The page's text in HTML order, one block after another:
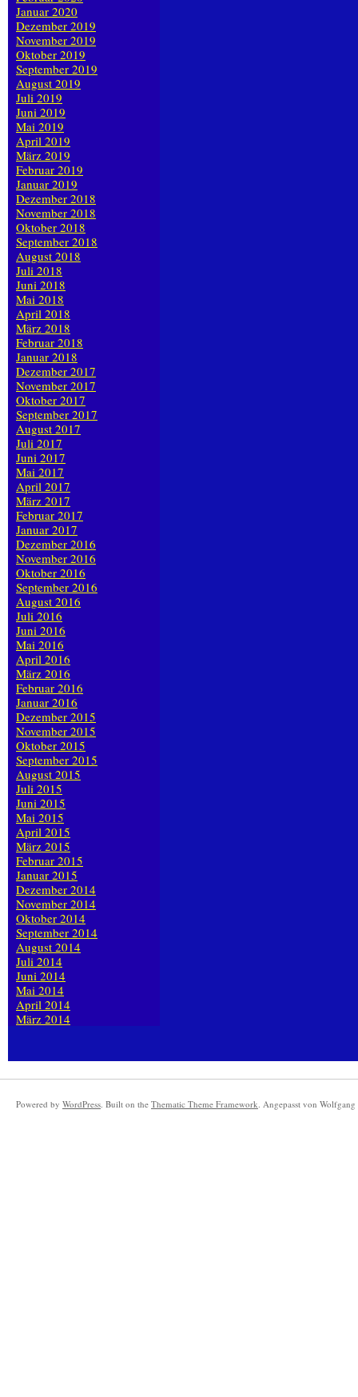
Januar 2020
Dezember 2019
November 2019
Oktober 2019
September 2019
August 2019
Juli 2019
Juni 2019
Mai 2019
April 2019
März 2019
Februar 2019
Januar 2019
Dezember 2018
November 2018
Oktober 2018
September 2018
August 2018
Juli 2018
Juni 2018
Mai 2018
April 2018
März 2018
Februar 2018
Januar 2018
Dezember 2017
November 2017
Oktober 2017
September 2017
August 2017
Juli 2017
Juni 2017
Mai 2017
April 2017
März 2017
Februar 2017
Januar 2017
Dezember 2016
November 2016
Oktober 2016
September 2016
August 2016
Juli 2016
Juni 2016
Mai 2016
April 2016
März 2016
Februar 2016
Januar 2016
Dezember 2015
November 2015
Oktober 2015
September 2015
August 2015
Juli 2015
Juni 2015
Mai 2015
April 2015
März 2015
Februar 2015
Januar 2015
Dezember 2014
November 2014
Oktober 2014
September 2014
August 2014
Juli 2014
Juni 2014
Mai 2014
April 2014
März 2014
Powered by WordPress. Built on the Thematic Theme Framework. Angepasst von